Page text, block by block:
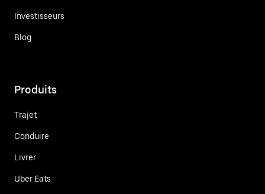
Investisseurs
Blog
Produits
Trajet
Conduire
Livrer
Uber Eats